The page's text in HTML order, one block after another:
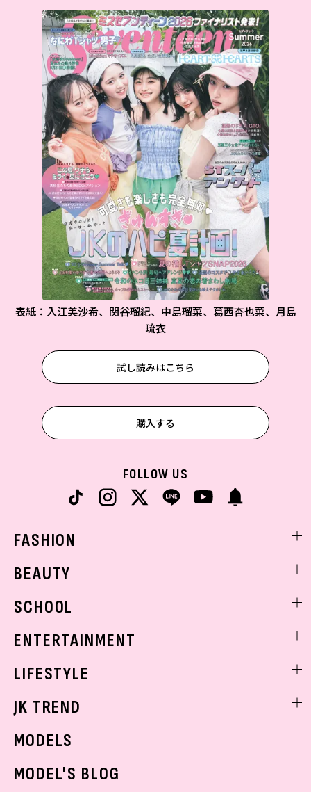
表紙：入江美沙希、関谷瑠紀、中島瑠菜、葛西杏也菜、月島
琉衣
試し読みはこちら
購入する
FOLLOW US
FASHION
着回し
BEAUTY
ベストコスメ
ボディケア
SCHOOL
学校ヘアメイク
ENTERTAINMENT
K-POP
LIFESTYLE
モデルの購入品
JK TREND
MODELS
MODEL'S BLOG